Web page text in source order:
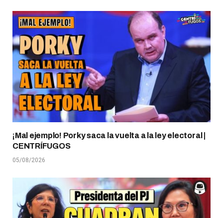
¡Mal ejemplo! Porky saca la vuelta a la ley electoral |
CENTRÍFUGOS
05/08/2026